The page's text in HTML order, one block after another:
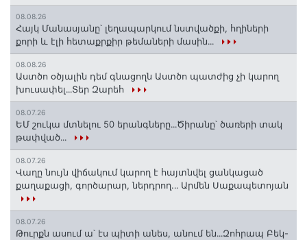
08.08.26
Հայկ Մանասյանը՝ լեղապարկում նստվածքի, հղիների
քորի և էլի հետաքրքիր թեմաների մասին․․․
08.08.26
Աստծո օծյալին դեմ գնացողն Աստծո պատժից չի կարող
խուսափել․․․Տեր Զարեհ
08.07.26
ԵՄ շուկա մտնելու 50 երանգները․․․Ծիրանը՝ ծառերի տակ
թափված․․․
08.07.26
Վաղը նույն վիճակում կարող է հայտնվել ցանկացած
քաղաքացի, գործարար, ներդրող.․․ Արմեն Սաքապետոյան
08.07.26
Թուրքն ասում ա՝ էս պիտի անես, անում են․․․Զոհրապ Բեկ-